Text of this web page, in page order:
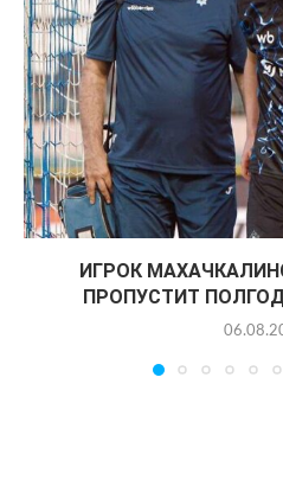
ИГРОК
ПРОПУСТИТ